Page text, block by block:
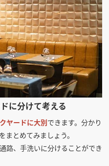
に分けて考える
ヤードに大別できます。分かり
まとめてみましょう。
路、手洗いに分けることができ